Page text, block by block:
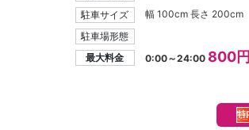
駐車サイズ
幅 100cm 長さ 200cm
駐車場形態
最大料金
0:00～24:00 800円